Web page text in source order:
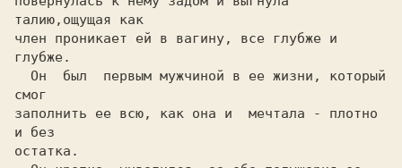
талию,ощущая как
член проникает ей в вагину, все глубже и
глубже.
смог
заполнить ее всю, как она и  мечтала - плотно
и без
остатка.